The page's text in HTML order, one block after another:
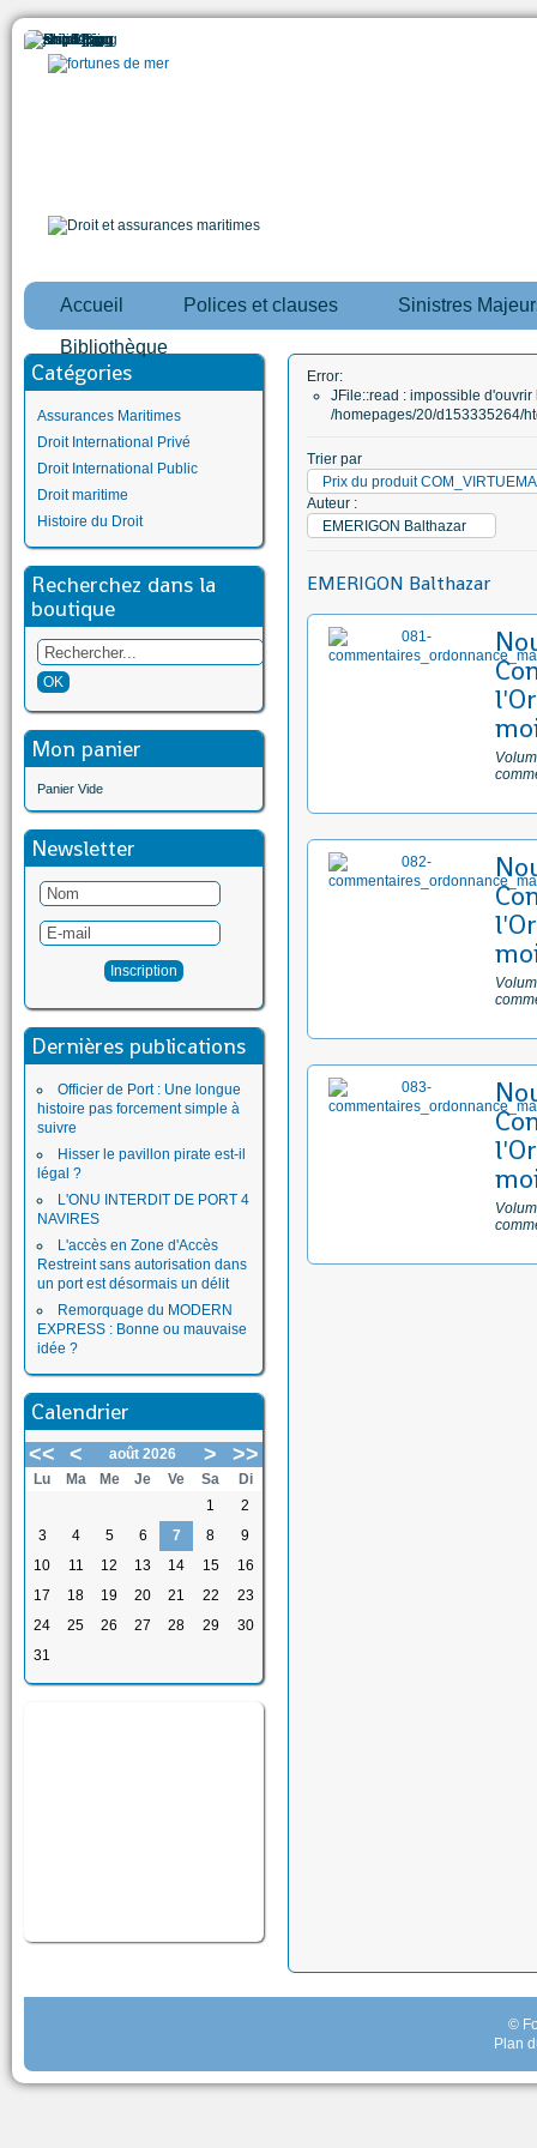
Accueil Polices et clauses Sinistres
Bibliothèque
Catégories
Assurances Maritimes
Droit International Privé
Droit International Public
Droit maritime
Histoire du Droit
Recherchez dans la
boutique
Mon panier
Panier Vide
Newsletter
Dernières publications
Officier de Port : Une longue
histoire pas forcement simple à
suivre
Hisser le pavillon pirate est-il
légal ?
L'ONU INTERDIT DE PORT 4
NAVIRES
L'accès en Zone d'Accès
Restreint sans autorisation dans
un port est désormais un délit
Remorquage du MODERN
EXPRESS : Bonne ou mauvaise
idée ?
Calendrier
<< < août 2026 > >>
Lu Ma Me Je Ve Sa
Di
1
2
3
4 5 6 7 8
9
10
11 12 13 14 15
16
17
18 19 20 21 22
23
24
25 26 27 28 29
30
31
Error:
JFile::read : impossible d'ouvrir
/homepages/20/d153335264/
Trier par
Prix du produit
Auteur :
EMERIGON Balthazar
EMERIGON Balthazar
©
Plan